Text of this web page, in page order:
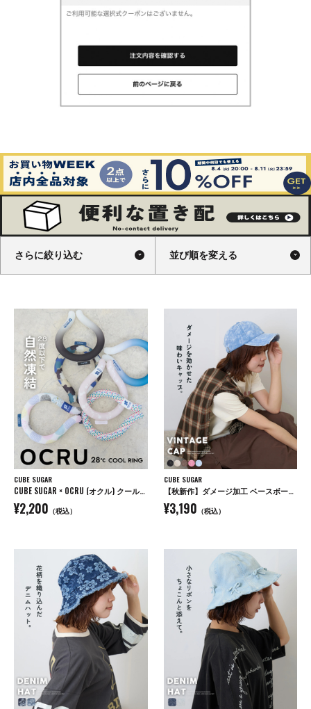
さらに絞り込む 並び順を変える
CUBE SUGAR
CUBE SUGAR × OCRU (オクル) クールリング
¥2,200 （税込）
CUBE SUGAR
【秋新作】ダメージ加工 ベースボール キャップ
¥3,190 （税込）